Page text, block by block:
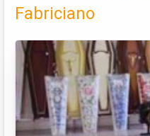
Fabriciano